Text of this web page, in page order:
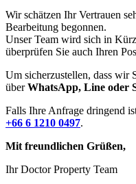
Wir schätzen Ihr Vertrauen
Bearbeitung begonnen.
Unser Team wird sich in
überprüfen Sie auch Ihren
Um sicherzustellen, dass wir
überWhatsApp, Line oder
Falls Ihre Anfrage dringend
+66 6 1210 0497.
Mit freundlichen Grüßen,
Ihr Doctor Property Team